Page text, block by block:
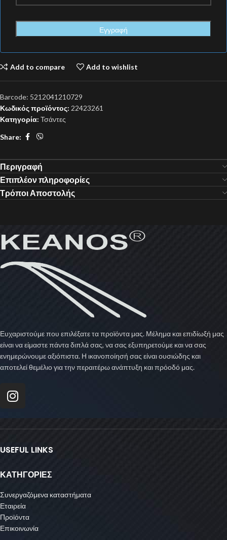
Add to compare Add to wishlist
Barcode: 5212041210729
Κωδικός προϊόντος: 22423261
Κατηγορία: Τσάντες
Share:
Περιγραφή
Επιπλέον πληροφορίες
Τρόποι Αποστολής
Ευχαριστούμε που επιλέξατε τα προϊόντα μας. Μέλημα και επιδίωξή μας
είναι να είμαστε πάντα διπλά σας, να σας εξυπηρετούμε και να σας
ενημερώνουμε αξιόπιστα. Η ικανοποίησή σας είναι ουσιώδης και
αποτελεί θεμέλιο για την περαιτέρω ανάπτυξη και πρόοδό μας.
USEFUL LINKS
ΚΑΤΗΓΟΡΙΕΣ
Συνεργαζόμενα καταστήματα
Εταιρεία
Προϊόντα
Επικοινωνία